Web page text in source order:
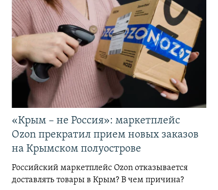
«Крым – не Россия»: маркетплейс
Ozon прекратил прием новых заказов
на Крымском полуострове
Российский маркетплейс Ozon отказывается
доставлять товары в Крым? В чем причина?